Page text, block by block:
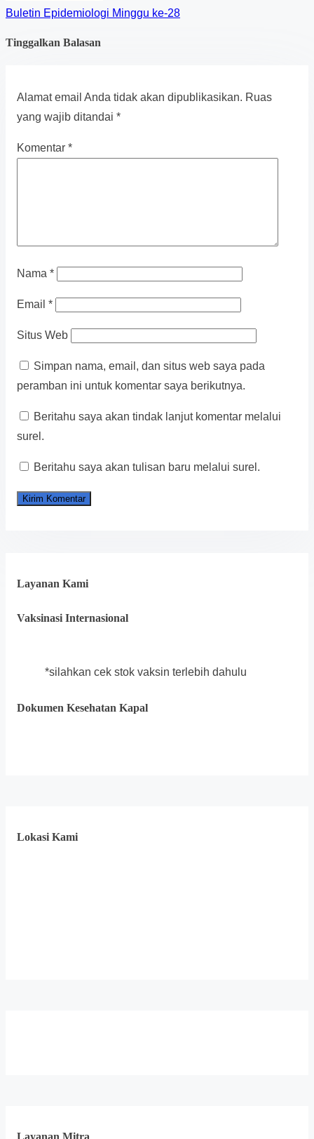
Buletin Epidemiologi Minggu ke-28
Tinggalkan Balasan
Alamat email Anda tidak akan dipublikasikan. Ruas
yang wajib ditandai *
Komentar *
Nama *
Email *
Situs Web
Simpan nama, email, dan situs web saya pada
peramban ini untuk komentar saya berikutnya.
Beritahu saya akan tindak lanjut komentar melalui
surel.
Beritahu saya akan tulisan baru melalui surel.
Layanan Kami
Vaksinasi Internasional
*silahkan cek stok vaksin terlebih dahulu
Dokumen Kesehatan Kapal
Lokasi Kami
Layanan Mitra